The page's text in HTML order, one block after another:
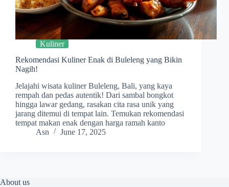
Kuliner
Rekomendasi Kuliner Enak di Buleleng yang Bikin
Nagih!
Jelajahi wisata kuliner Buleleng, Bali, yang kaya
rempah dan pedas autentik! Dari sambal bongkot
hingga lawar gedang, rasakan cita rasa unik yang
jarang ditemui di tempat lain. Temukan rekomendasi
tempat makan enak dengan harga ramah kanto
Asn
June 17, 2025
About us